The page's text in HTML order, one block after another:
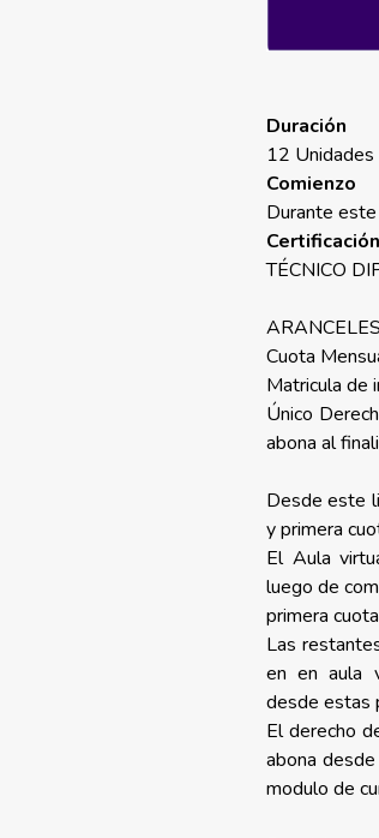
Duración
12
Comienzo
Durante
Certificación
TÉCNICO
ARANCELES
Cuota
Matricula de
Único
abona al
Desde este
y primera
El Aula
luego de
primera
Las
en en aula
desde estas
El derecho
abona
modulo de